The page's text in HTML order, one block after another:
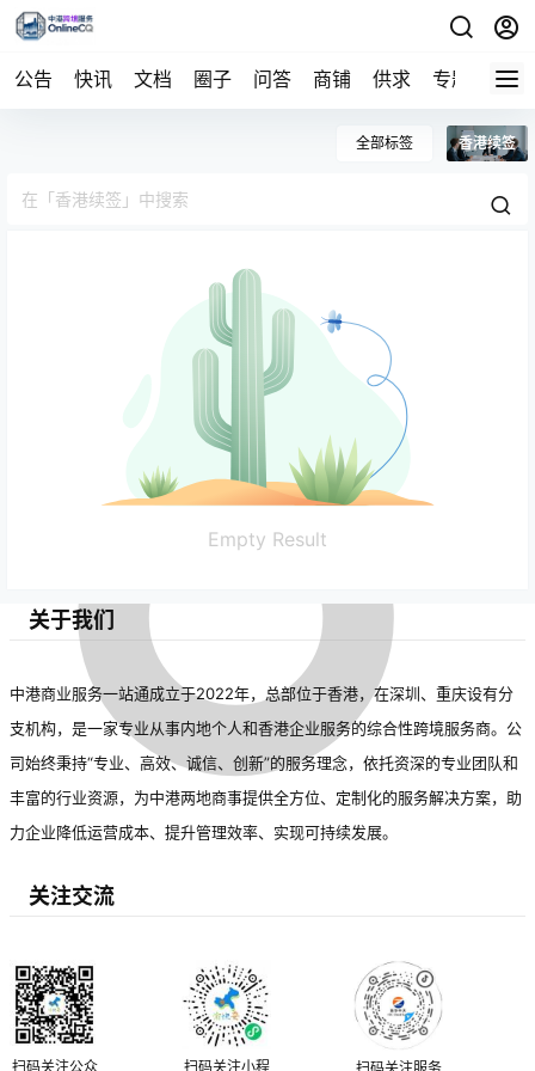
公告 快讯 文档 圈子 问答 商铺 供求 专题 导航
全部标签 香港续签
Empty Result
关于我们
中港商业服务一站通成立于2022年，总部位于香港，在深圳、重庆设有分
支机构，是一家专业从事内地个人和香港企业服务的综合性跨境服务商。公
司始终秉持“专业、高效、诚信、创新”的服务理念，依托资深的专业团队和
丰富的行业资源，为中港两地商事提供全方位、定制化的服务解决方案，助
力企业降低运营成本、提升管理效率、实现可持续发展。
关注交流
扫码关注公众 扫码关注小程